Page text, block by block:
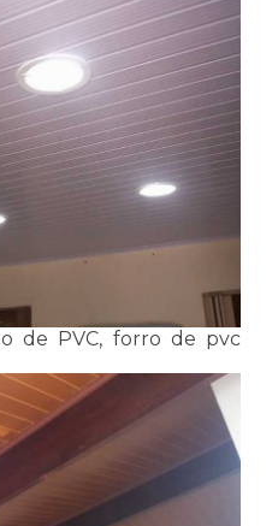
de PVC, forro de pvc